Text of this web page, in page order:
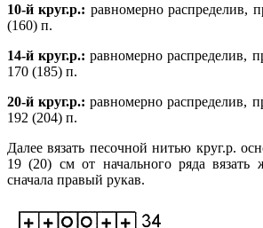
10-й круг.р.: равномерно распределив,
(160) п.
14-й круг.р.: равномерно распределив,
170 (185) п.
20-й круг.р.: равномерно распределив,
192 (204) п.
Далее вязать песочной нитью круг.р.
19 (20) см от начального ряда вязать
сначала правый рукав.